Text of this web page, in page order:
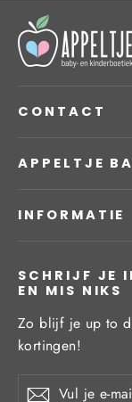
CONTACT
APPELTJE
INFORMATIE
SCHRIJF JE
EN MIS NIKS
Zo blijf je up to
kortingen!
Vul
Inschrijven